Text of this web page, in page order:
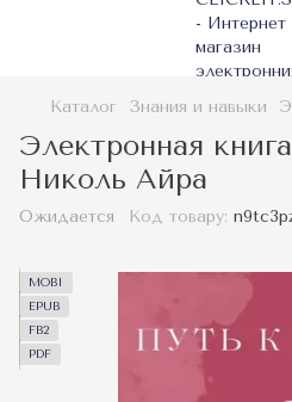
Каталог Знания и навыки
Электронная
Николь Айра
Ожидается Код товару:
MOBI
EPUB
FB2
PDF